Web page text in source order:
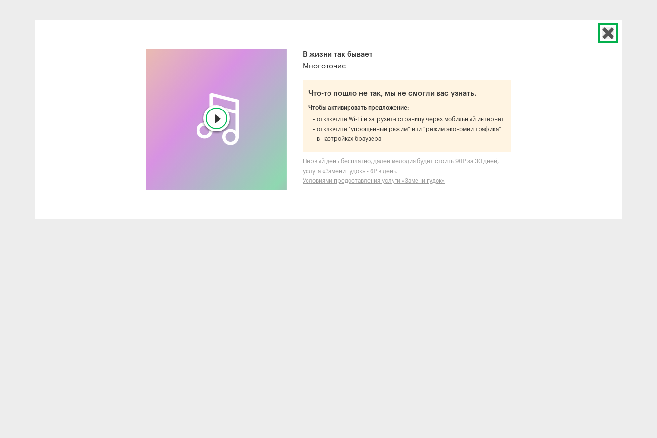
В жизни так бывает
Многоточие
Что-то пошло не так, мы не смогли вас узнать.
Чтобы активировать предложение:
отключите Wi-Fi и загрузите страницу через мобильный интернет
отключите "упрощенный режим" или "режим экономии трафика"
в настройках браузера
Первый день бесплатно, далее мелодия будет стоить 90₽ за 30 дней,
услуга «Замени гудок» - 6₽ в день.
Условиями предоставления услуги «Замени гудок»